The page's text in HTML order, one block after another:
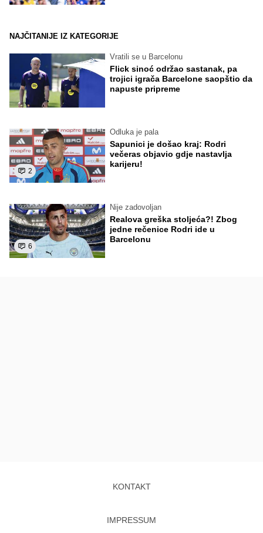
NAJČITANIJE IZ KATEGORIJE
Vratili se u Barcelonu
Flick sinoć održao sastanak, pa
trojici igrača Barcelone saopštio da
napuste pripreme
2
Odluka je pala
Sapunici je došao kraj: Rodri
večeras objavio gdje nastavlja
karijeru!
6
Nije zadovoljan
Realova greška stoljeća?! Zbog
jedne rečenice Rodri ide u
Barcelonu
KONTAKT
IMPRESSUM